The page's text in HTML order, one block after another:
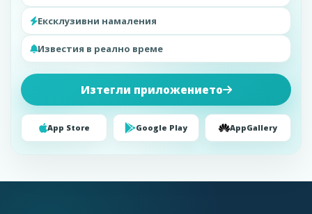
Ексклузивни намаления
Известия в реално време
Изтегли приложението
App Store Google Play AppGallery